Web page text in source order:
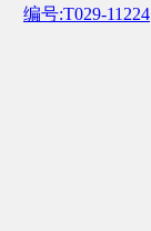
编号:T029-11224